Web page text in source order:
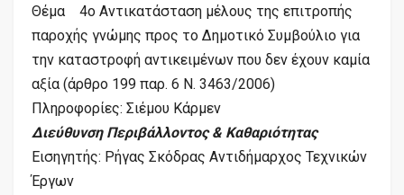
Θέμα 4ο Αντικατάσταση μέλους της επιτροπής
παροχής γνώμης προς το Δημοτικό Συμβούλιο για
την καταστροφή αντικειμένων που δεν έχουν καμία
αξία (άρθρο 199 παρ. 6 Ν. 3463/2006)
Πληροφορίες: Σιέμου Κάρμεν
Διεύθυνση Περιβάλλοντος & Καθαριότητας
Εισηγητής: Ρήγας Σκόδρας Αντιδήμαρχος Τεχνικών
Έργων